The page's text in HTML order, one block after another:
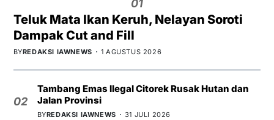
01
Teluk Mata Ikan Keruh, Nelayan Soroti
Dampak Cut and Fill
BYREDAKSI IAWNEWS 1 AGUSTUS 2026
02
Tambang Emas Ilegal Citorek Rusak Hutan dan
Jalan Provinsi
BYREDAKSI IAWNEWS 31 JULI 2026